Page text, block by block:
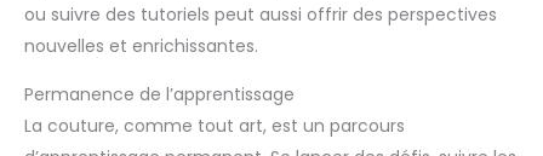
ou suivre des tutoriels peut aussi offrir des perspectives
nouvelles et enrichissantes.
Permanence de l’apprentissage
La couture, comme tout art, est un parcours